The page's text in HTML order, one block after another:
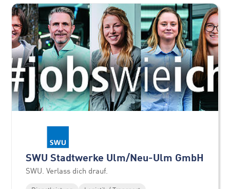
SWU Stadtwerke Ulm/Neu-Ulm GmbH
SWU. Verlass dich drauf.